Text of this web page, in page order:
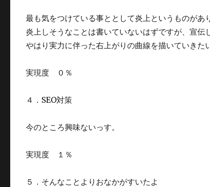
最も気をつけている事ととして炎上というものがあ
炎上しそうなことは書いていないはずですが、宣伝
やはり実力に伴った右上がりの曲線を描いていきた
実現度 ０％
４．SEO対策
今のところ興味ないっす。
実現度 １％
５．そんなことよりおなかがすいたよ